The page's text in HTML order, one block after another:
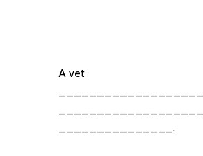
A vet
_______________.